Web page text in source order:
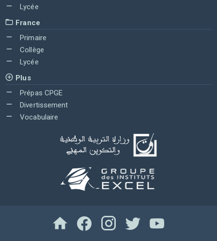
Lycée
France
Primaire
Collège
Lycée
Plus
Prépas CPGE
Divertissement
Vocabulaire